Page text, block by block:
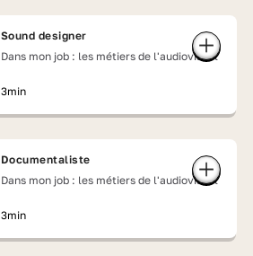
Sound designer
Dans mon job : les métiers de l'audiovisuel
3min
Documentaliste
Dans mon job : les métiers de l'audiovisuel
3min